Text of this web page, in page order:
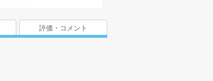
評価・コメント